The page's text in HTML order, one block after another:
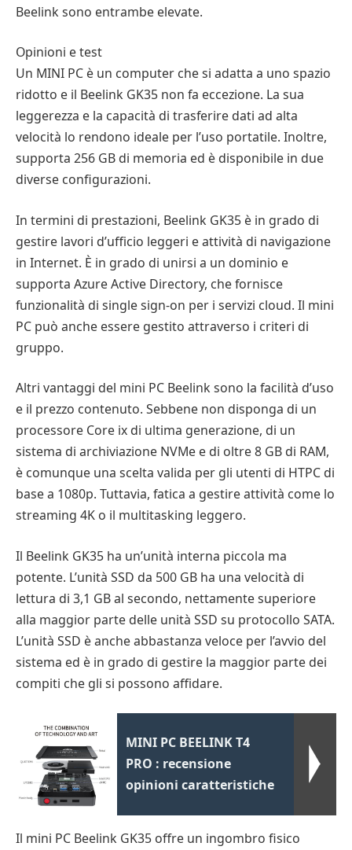
Beelink sono entrambe elevate.
Opinioni e test
Un MINI PC è un computer che si adatta a uno spazio
ridotto e il Beelink GK35 non fa eccezione. La sua
leggerezza e la capacità di trasferire dati ad alta
velocità lo rendono ideale per l’uso portatile. Inoltre,
supporta 256 GB di memoria ed è disponibile in due
diverse configurazioni.
In termini di prestazioni, Beelink GK35 è in grado di
gestire lavori d’ufficio leggeri e attività di navigazione
in Internet. È in grado di unirsi a un dominio e
supporta Azure Active Directory, che fornisce
funzionalità di single sign-on per i servizi cloud. Il mini
PC può anche essere gestito attraverso i criteri di
gruppo.
Altri vantaggi del mini PC Beelink sono la facilità d’uso
e il prezzo contenuto. Sebbene non disponga di un
processore Core ix di ultima generazione, di un
sistema di archiviazione NVMe e di oltre 8 GB di RAM,
è comunque una scelta valida per gli utenti di HTPC di
base a 1080p. Tuttavia, fatica a gestire attività come lo
streaming 4K o il multitasking leggero.
Il Beelink GK35 ha un’unità interna piccola ma
potente. L’unità SSD da 500 GB ha una velocità di
lettura di 3,1 GB al secondo, nettamente superiore
alla maggior parte delle unità SSD su protocollo SATA.
L’unità SSD è anche abbastanza veloce per l’avvio del
sistema ed è in grado di gestire la maggior parte dei
compiti che gli si possono affidare.
MINI PC BEELINK T4
PRO : recensione
opinioni caratteristiche
Il mini PC Beelink GK35 offre un ingombro fisico